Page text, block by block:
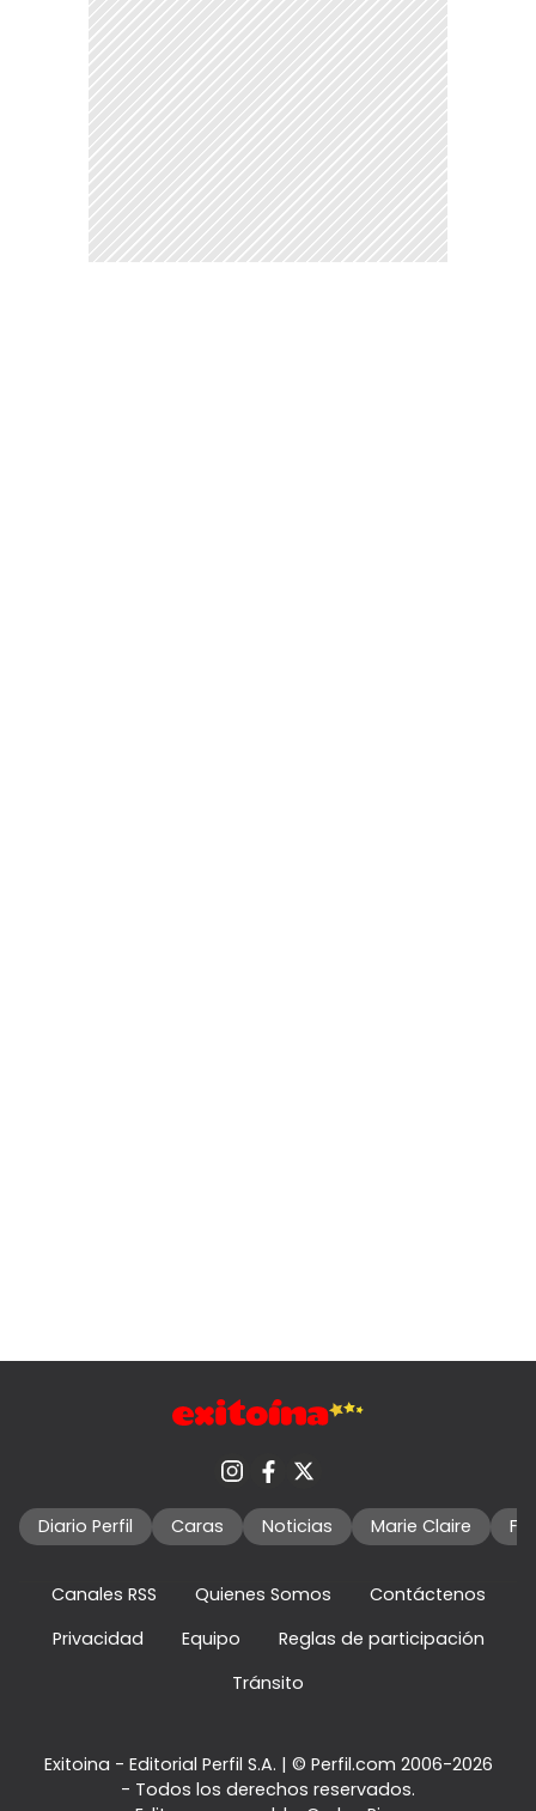
Diario Perfil Caras Noticias Marie Claire
Canales RSS Quienes Somos
Contáctenos
Privacidad
Equipo
Reglas de participación
Tránsito
Exitoina - Editorial Perfil S.A. | © Perfil.com 2006-2026
- Todos los derechos reservados.